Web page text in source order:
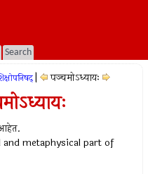
Search
पञ्चमोऽध्यायः
आहेत.
metaphysical part of